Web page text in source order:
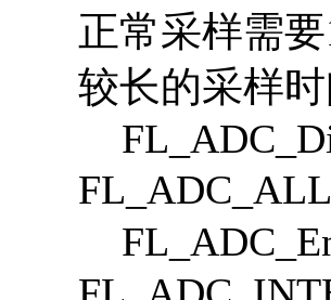
正常采样需
较长的采样